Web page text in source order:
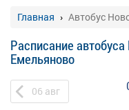
Главная Автобус
Расписание
Емельяново
06 авг